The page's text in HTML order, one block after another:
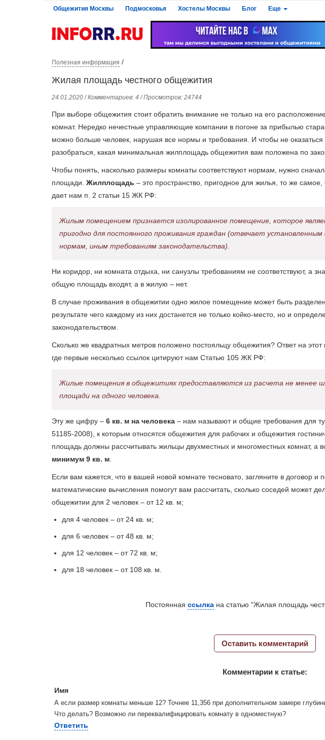
Общежития Москвы Подмосковья Хостелы Москвы Блог Еще
Полезная информация /
Жилая площадь честного общежития
24.01.2020 / Комментариев: 4 / Просмотров: 24744
При выборе общежития стоит обратить внимание не только на его
комнат. Нередко нечестные управляющие компании в погоне за прибылью
можно больше человек, нарушая все нормы и требования. И чтобы не
разобраться, какая минимальная жилплощадь общежития вам положена по
Чтобы понять, насколько размеры комнаты соответствуют нормам, нужно
площади. Жилплощадь – это пространство, пригодное для жилья, то же
дает нам п. 2 статьи 15 ЖК РФ:
Жилым помещением признается изолированное помещение, которое
пригодно для постоянного проживания граждан (отвечает
нормам, иным требованиям законодательства).
Ни коридор, ни комната отдыха, ни санузлы требованиям не соответствуют, а
общую площадь входят, а в жилую – нет.
В случае проживания в общежитии одно жилое помещение может быть
результате чего каждому из них достанется не только койко-место, но и
законодательством.
Сколько же квадратных метров положено постояльцу общежития? Ответ на этот
где первые несколько ссылок цитируют нам Статью 105 ЖК РФ:
Жилые помещения в общежитиях предоставляются из расчета не менее
площади на одного человека.
Эту же цифру – 6 кв. м на человека – нам называют и общие требования для
51185-2008), к которым относятся общежития для рабочих и общежития
площадь должны рассчитывать жильцы двухместных и многоместных комнат, а
минимум 9 кв. м
Если вам кажется, что в вашей новой комнате тесновато, загляните в договор
математические вычисления помогут вам рассчитать, сколько соседей может
общежитии для 2 человек – от 12 кв. м;
для 4 человек – от 24 кв. м;
для 6 человек – от 48 кв. м;
для 12 человек – от 72 кв. м;
для 18 человек – от 108 кв. м.
Постоянная ссылка на статью "Жилая площадь
Оставить комментарий
Комментарии к статье:
Имя
А если размер комнаты меньше 12? Точнее 11,356 при дополнительном замере
Что делать? Возможно ли переквалифицировать комнату в одноместную?
Ответить